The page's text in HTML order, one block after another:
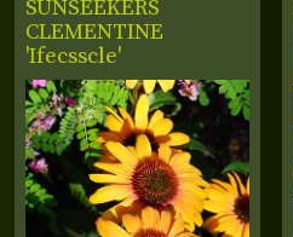
SUNSEEKERS
CLEMENTINE
'Ifecsscle'